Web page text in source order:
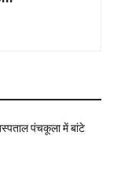
पंचकूला में बांटे